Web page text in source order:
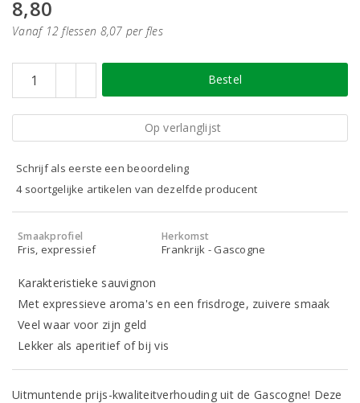
8,80
Vanaf 12 flessen 8,07 per fles
Bestel
Op verlanglijst
Schrijf als eerste een beoordeling
4 soortgelijke artikelen van dezelfde producent
Smaakprofiel
Fris, expressief
Herkomst
Frankrijk - Gascogne
Karakteristieke sauvignon
Met expressieve aroma's en een frisdroge, zuivere smaak
Veel waar voor zijn geld
Lekker als aperitief of bij vis
Uitmuntende prijs-kwaliteitverhouding uit de Gascogne! Deze